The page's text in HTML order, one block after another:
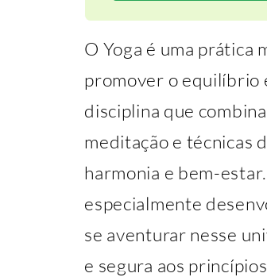
O Yoga é uma prática
promover o equilíbrio
disciplina que
meditação e técnicas
harmonia e bem-
especialmente
se aventurar nesse
e segura aos